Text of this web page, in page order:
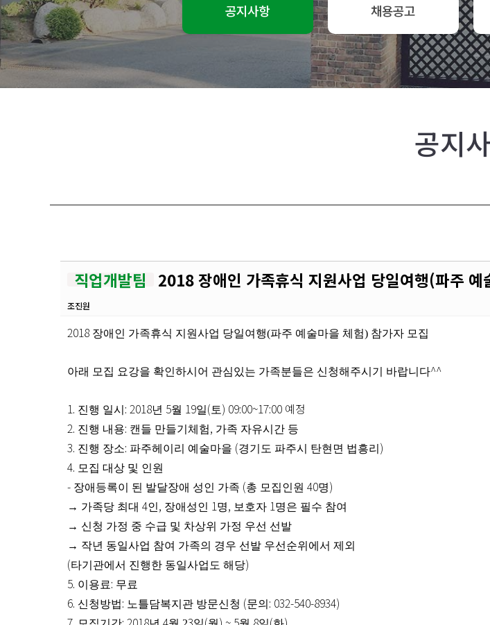
공지사항 채용공고
공지
직업개발팀 2018 장애인 가족휴식 지원사업 당일여행(파주 예
조진원
2018 장애인 가족휴식 지원사업 당일여행(파주 예술마을 체험) 참가자 모집
아래 모집 요강을 확인하시어 관심있는 가족분들은 신청해주시기 바랍니다^^
1. 진행 일시 : 2018년 5월 19일( 토) 09:00~17:00 예정
2. 진행 내용: 캔들 만들기체험, 가족 자유시간 등
3. 진행 장소: 파주헤이리 예술마을 (경기도 파주시 탄현면 법흥리 )
4. 모집 대상 및 인원
- 장애등록이 된 발달장애 성인 가족 (총 모집인원 40명)
→ 가족당 최대 4인, 장애성인 1명, 보호자 1명은 필수 참여
→ 신청 가정 중 수급 및 차상위 가정 우선 선발
→ 작년 동일사업 참여 가족의 경우 선발 우선순위에서 제외
(타기관에서 진행한 동일사업도 해당)
5. 이용료: 무료
6. 신청방법: 노틀담복지관 방문신청 (문의 : 032-540-8934)